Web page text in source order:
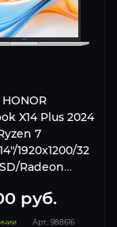
X14 Plus 2024
7
1920x1200/32
Radeon
11 Pro) Silver
руб.
Арт.: 988616